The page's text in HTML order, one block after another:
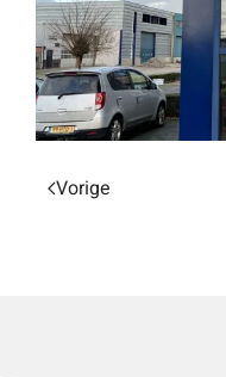
Vorige